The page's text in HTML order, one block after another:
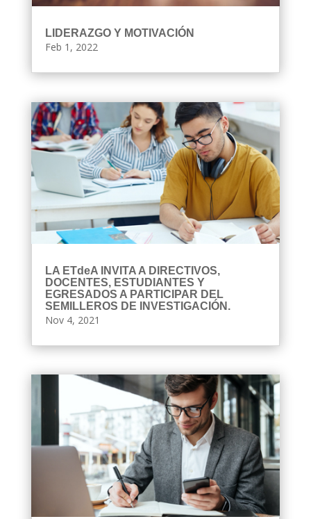
LIDERAZGO Y MOTIVACIÓN
Feb 1, 2022
LA ETdeA INVITA A DIRECTIVOS,
DOCENTES, ESTUDIANTES Y
EGRESADOS A PARTICIPAR DEL
SEMILLEROS DE INVESTIGACIÓN.
Nov 4, 2021